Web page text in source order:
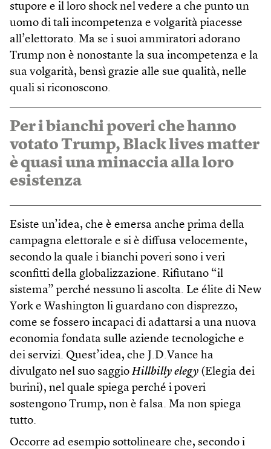
stupore e il loro shock nel vedere a che punto un
uomo di tali incompetenza e volgarità piacesse
all’elettorato. Ma se i suoi ammiratori adorano
Trump non è nonostante la sua incompetenza e la
sua volgarità, bensì grazie alle sue qualità, nelle
quali si riconoscono.
Per i bianchi poveri che hanno
votato Trump, Black lives matter
è quasi una minaccia alla loro
esistenza
Esiste un’idea, che è emersa anche prima della
campagna elettorale e si è diffusa velocemente,
secondo la quale i bianchi poveri sono i veri
sconfitti della globalizzazione. Rifiutano “il
sistema” perché nessuno li ascolta. Le élite di New
York e Washington li guardano con disprezzo,
come se fossero incapaci di adattarsi a una nuova
economia fondata sulle aziende tecnologiche e
dei servizi. Quest’idea, che J.D.Vance ha
divulgato nel suo saggio Hillbilly elegy (Elegia dei
burini), nel quale spiega perché i poveri
sostengono Trump, non è falsa. Ma non spiega
tutto.
Occorre ad esempio sottolineare che, secondo i